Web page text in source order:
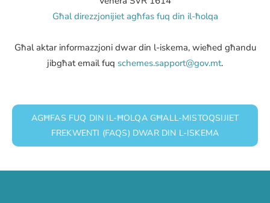
Għal direzzjonijiet agħfas fuq din il-ħolqa
Għal aktar informazzjoni dwar din l-iskema, wieħed għandu
jibgħat email fuq schemes.sapport@gov.mt.
AGĦFAS FUQ DIN IL-ĦOLQA GĦALL-MISTOQSIJIET
FREKWENTI (FAQS) DWAR DIN L-ISKEMA